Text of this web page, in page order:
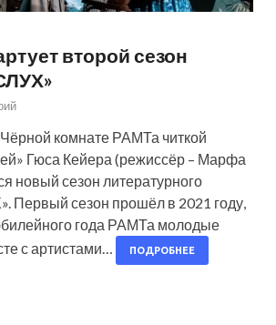
второй сезон
комнате РАМТа читкой
Гюса Кейера (режиссёр – Марфа
новый сезон литературного
Первый сезон прошёл в 2021 году,
года РАМТа молодые
с артистами…
ПОДРОБНЕЕ